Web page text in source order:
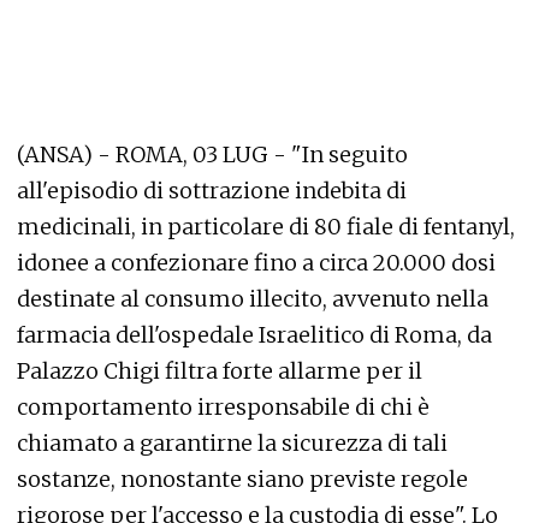
(ANSA) - ROMA, 03 LUG - "In seguito
all'episodio di sottrazione indebita di
medicinali, in particolare di 80 fiale di fentanyl,
idonee a confezionare fino a circa 20.000 dosi
destinate al consumo illecito, avvenuto nella
farmacia dell'ospedale Israelitico di Roma, da
Palazzo Chigi filtra forte allarme per il
comportamento irresponsabile di chi è
chiamato a garantirne la sicurezza di tali
sostanze, nonostante siano previste regole
rigorose per l'accesso e la custodia di esse". Lo